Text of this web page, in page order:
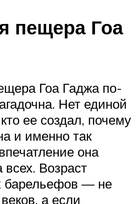
пещера Гоа
Гоа Гаджа по-
Нет единой
ее создал, почему
и именно так
она
всех. Возраст
барельефов — не
а если